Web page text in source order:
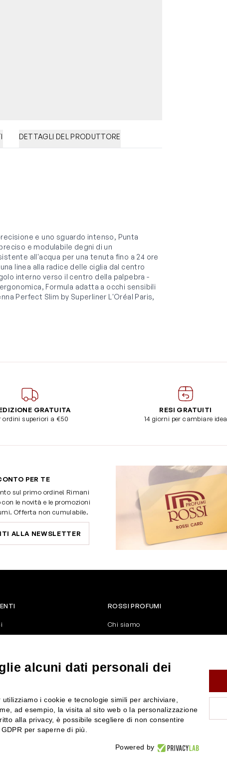
DETTAGLI DEL PRODUTTORE
e uno sguardo intenso, Punta
e modulabile degni di un
all'acqua per una tenuta fino a 24 ore
linea alla radice delle ciglia dal centro
interno verso il centro della palpebra -
Formula adatta a occhi sensibili
Perfect Slim by Superliner L'Oréal Paris,
GRATUITA
ordini superiori a €50
RESI GRATUITI
14 giorni per cambiare idea
PER TE
sul primo ordine! Rimani
le novità e le promozioni
Offerta non cumulabile.
ALLA NEWSLETTER
di vendita
ROSSI PROFUMI
Chi siamo
Contattaci
Attiva la Rossi Card
Lavora con noi
Segnalazione (Whistleblowing)
alcuni dati personali dei
i cookie e tecnologie simili per archiviare,
ad esempio, la visita al sito web o la personalizzazione
alla privacy, è possibile scegliere di non consentire
per saperne di più.
Powered by